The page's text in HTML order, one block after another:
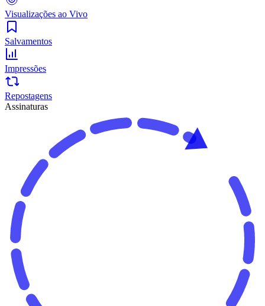
Visualizações ao Vivo
Salvamentos
Impressões
Repostagens
Assinaturas